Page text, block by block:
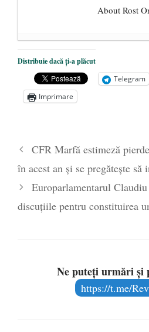
About Rost
Dezvăluiri
președintele Ucrainei,
Zelensky
- 13 mai 2026
Statul care servește
poetului Octavian
- 16 aprilie 2026
Distribuie dacă ți-a plăcut
Telegram
Imprimare
CFR Marfă estimeză
în acest an și se pregătește să
Europarlamentarul
discuțiile pentru constituirea
Ne puteți urmări și
https://t.me/